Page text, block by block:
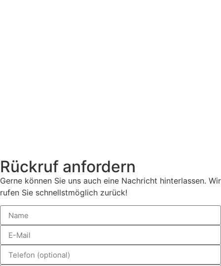
Rückruf anfordern
Gerne können Sie uns auch eine Nachricht hinterlassen. Wir
rufen Sie schnellstmöglich zurück!